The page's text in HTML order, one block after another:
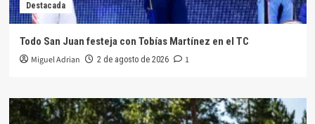
Destacada
Todo San Juan festeja con Tobías Martínez en el TC
Miguel Adrian 2 de agosto de 2026 1